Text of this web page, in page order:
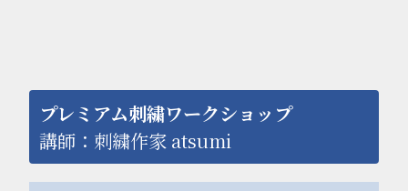
プレミアム刺繍ワークショップ
講師：刺繍作家 atsumi